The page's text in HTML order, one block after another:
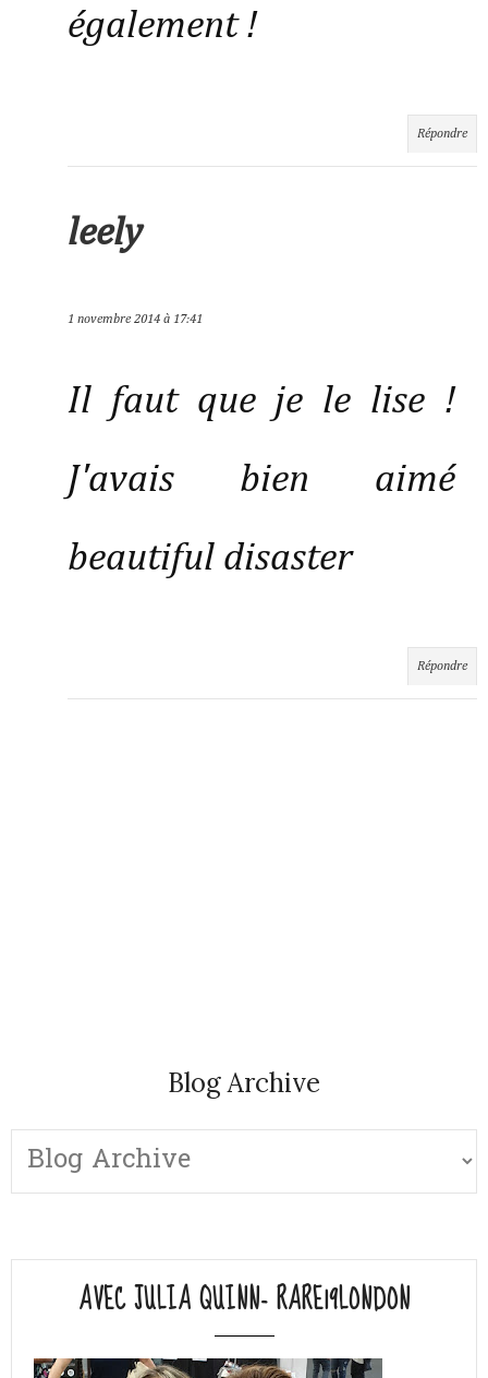
également !
Répondre
leely
1 novembre 2014 à 17:41
Il faut que je le lise !
J'avais bien aimé
beautiful disaster
Répondre
Blog Archive
AVEC JULIA QUINN- RARE19LONDON